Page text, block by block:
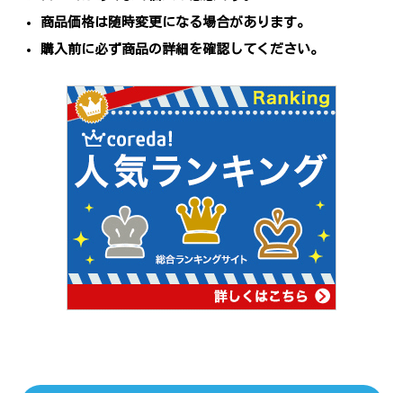
商品価格は随時変更になる場合があります。
購入前に必ず商品の詳細を確認してください。